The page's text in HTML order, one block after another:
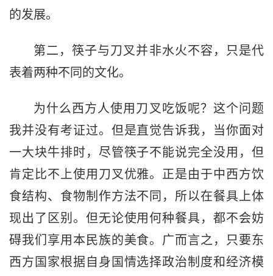
的发展。
第二，筷子与刀叉并非水火不容，只是代
表着两种不同的文化。
为什么西方人使用刀叉吃饭呢？这个问题
我并没有考证过。但是直觉告诉我，当你面对
一大块牛排时，尽管筷子不能说完全没用，但
肯定比不上使用刀叉优雅。正是由于中西方饮
食结构、食物制作方法不同，所以在餐具上体
现出了区别。但无论使用何种餐具，都不会妨
碍我们享用本民族的美食。广而言之，只要东
西方国家根据自身国情选择政治制度和经济模